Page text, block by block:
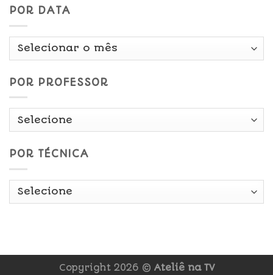
POR DATA
Por
POR PROFESSOR
POR TÉCNICA
Copyright 2026 © Ateliê na TV